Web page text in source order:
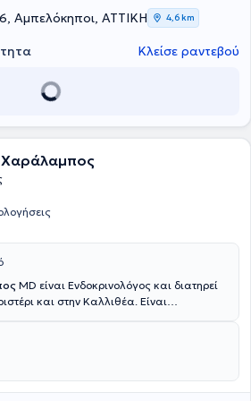
προγράμματα αναφορικά με την
την Παιδική Παχυσαρκία καθώς και
Θυρεοειδούς στο Εθνικό &
Αμπελόκηποι, ΑΤΤΙΚΗ 4,6 km
Κλείσε ραντεβού
MD είναι Ενδοκρινολόγος και διατηρεί
και στην Καλλιθέα. Είναι
ειδικεύτηκε στην Παθολογία στην Δ’
Γενικού Νοσοκομείου
Ενδοκρινολογία στη Β’ Προπαιδευτική
νοσοκομείου. Πραγματοποίησε